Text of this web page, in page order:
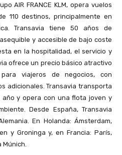
AIR FRANCE KLM, opera vuelos
110 destinos, principalmente en
Transavia tiene 50 años de
y accesible de bajo coste
en la hospitalidad, el servicio y
ofrece un precio básico atractivo
viajeros de negocios, con
adicionales. Transavia transporta
año y opera con una flota joven y
Desde España, Transavia
En Holanda: Ámsterdam,
y Groninga y, en Francia: París,